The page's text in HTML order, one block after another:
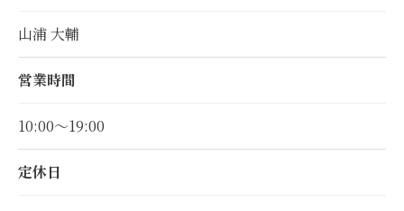
山浦 大輔
営業時間
10:00～19:00
定休日